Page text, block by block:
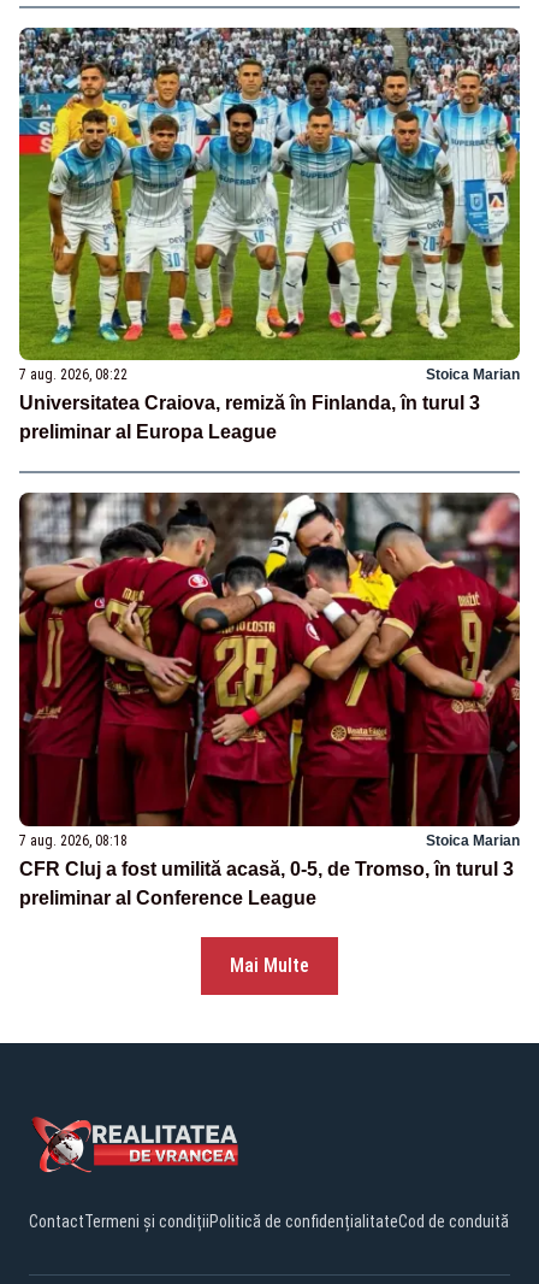
7 aug. 2026, 08:22 Stoica Marian
Universitatea Craiova, remiză în Finlanda, în turul 3
preliminar al Europa League
7 aug. 2026, 08:18 Stoica Marian
CFR Cluj a fost umilită acasă, 0-5, de Tromso, în turul 3
preliminar al Conference League
Mai Multe
ContactTermeni și condițiiPolitică de confidențialitateCod de conduită